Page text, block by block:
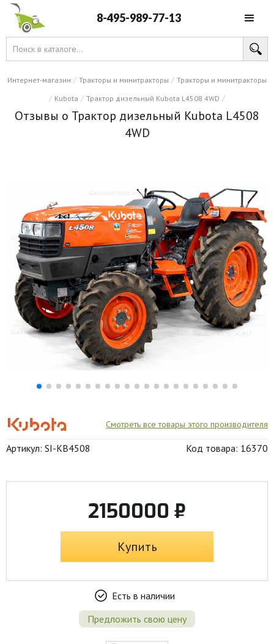
8-495-989-77-13
Интернет-магазин / Тракторы и минитракторы / Тракторы и минитракторы
/ Kubota / Трактор дизельный Kubota L4508 4WD /
Отзывы о Трактор дизельный Kubota L4508
4WD
Смотреть все товары этого производителя
Артикул: SI-KB4508 Код товара: 16370
2150000 ₽
Купить
Есть в наличии
Предложить свою цену